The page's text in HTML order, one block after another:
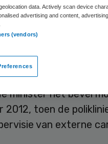
mocht
in Spijkenisse een
te laten verlenen in
van de afdeling
minister het bevel
2012, toen de
van externe
data. Actively scan device
advertising and content,
(vendors)